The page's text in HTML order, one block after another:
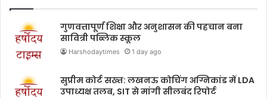
गुणवत्तापूर्ण शिक्षा और अनुशासन की पहचान बना
सावित्री पब्लिक स्कूल
Harshodaytimes 1 day ago
सुप्रीम कोर्ट सख्त: लखनऊ कोचिंग अग्निकांड में LDA
उपाध्यक्ष तलब, SIT से मांगी सीलबंद रिपोर्ट